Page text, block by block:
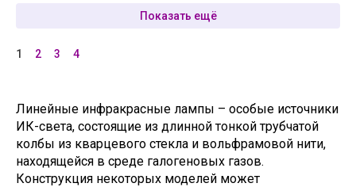
Показать ещё
1 2 3 4
Линейные инфракрасные лампы – особые источники
ИК-света, состоящие из длинной тонкой трубчатой
колбы из кварцевого стекла и вольфрамовой нити,
находящейся в среде галогеновых газов.
Конструкция некоторых моделей может